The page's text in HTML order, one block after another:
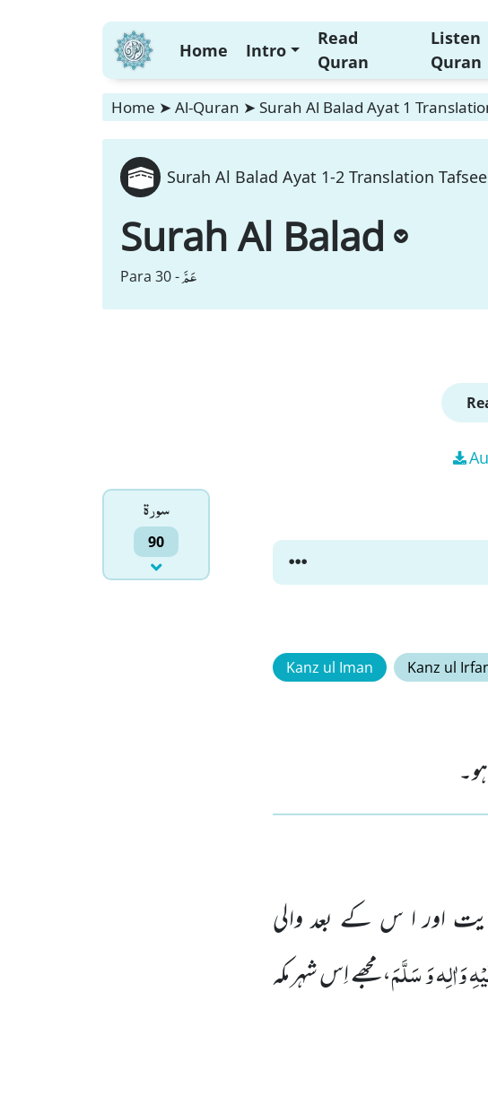
Home Intro
Read
Quran
Listen
Quran
Home ➤ Al-Quran ➤ Surah Al Balad Ayat 1
Surah Al Balad Ayat 1-2 Translation
Surah Al Balad
Para 30 -عَمَّ
سورۃ
90
Kanz ul Iman Kanz ul
اور ا س کے بعد والی
وَاٰلِہ وَ سَلَّمَ، مجھے اِس شہر مکہ